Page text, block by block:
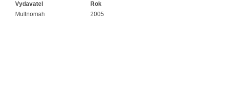
Vydavatel
Rok
Multnomah 2005